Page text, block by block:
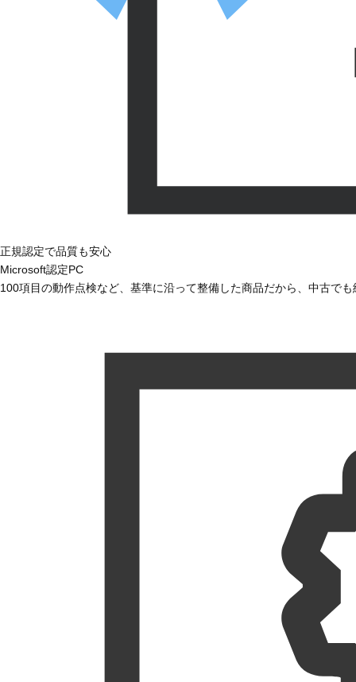
正規認定で品質も安心
Microsoft認定PC
100項目の動作点検など、基準に沿って整備した商品だから、中古で